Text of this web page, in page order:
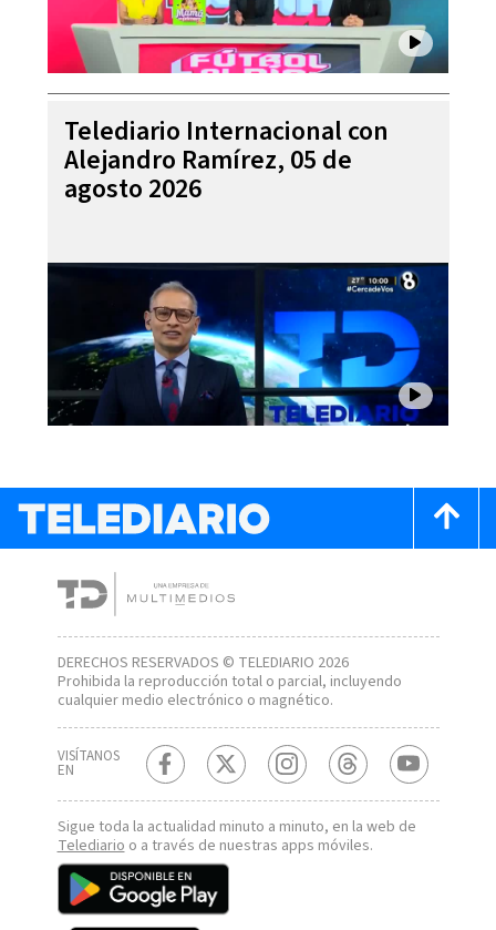
Telediario Internacional con
Alejandro Ramírez, 05 de
agosto 2026
DERECHOS RESERVADOS © TELEDIARIO 2026
Prohibida la reproducción total o parcial, incluyendo
cualquier medio electrónico o magnético.
VISÍTANOS
EN
Sigue toda la actualidad minuto a minuto, en la web de
Telediario o a través de nuestras apps móviles.